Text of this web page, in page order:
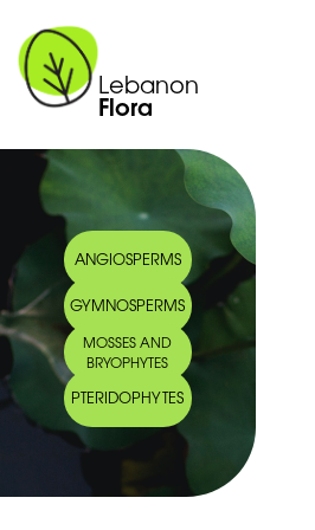
Lebanon
Flora
ANGIOSPERMS
GYMNOSPERMS
MOSSES AND
BRYOPHYTES
PTERIDOPHYTES